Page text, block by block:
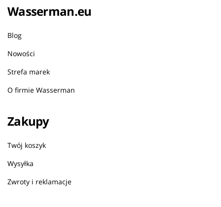
Wasserman.eu
Blog
Nowości
Strefa marek
O firmie Wasserman
Zakupy
Twój koszyk
Wysyłka
Zwroty i reklamacje